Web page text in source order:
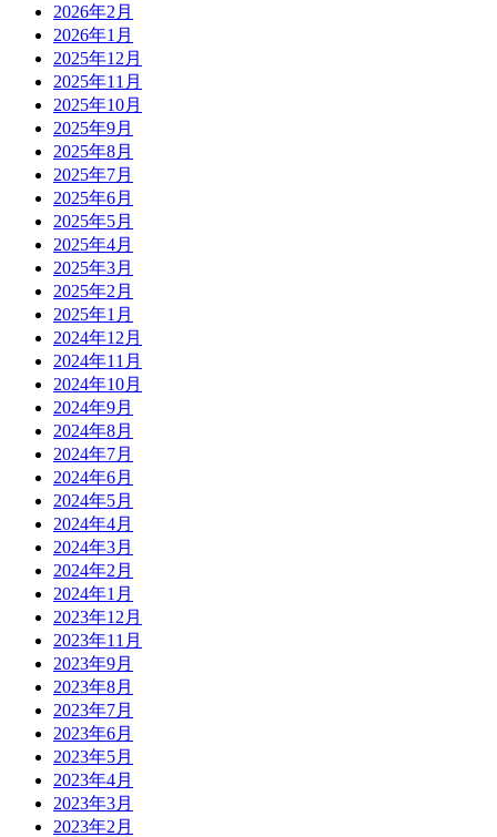
2026年2月
2026年1月
2025年12月
2025年11月
2025年10月
2025年9月
2025年8月
2025年7月
2025年6月
2025年5月
2025年4月
2025年3月
2025年2月
2025年1月
2024年12月
2024年11月
2024年10月
2024年9月
2024年8月
2024年7月
2024年6月
2024年5月
2024年4月
2024年3月
2024年2月
2024年1月
2023年12月
2023年11月
2023年9月
2023年8月
2023年7月
2023年6月
2023年5月
2023年4月
2023年3月
2023年2月